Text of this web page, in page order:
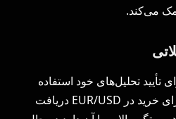
می‌کند.
تأیید تحلیل‌های خود استفاده
می‌کنند. مثلاً اگر سیگنالی برای خرید در EUR/USD دریافت